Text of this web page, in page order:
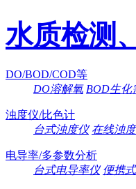
水质检测
DO/BOD/COD等
DO溶解氧 BOD生化
浊度仪/比色计
台式浊度仪 在线浊度
电导率/多参数分析
台式电导率仪 便携